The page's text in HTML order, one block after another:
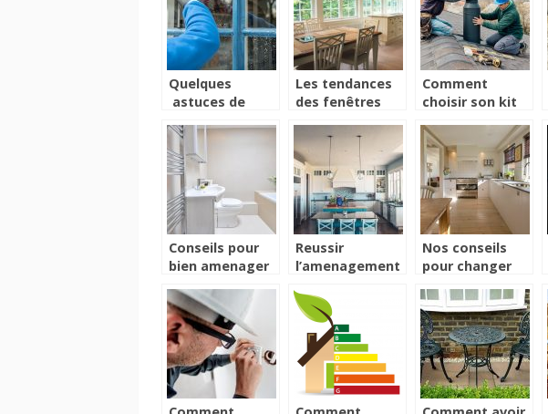
Quelques
astuces de
pour un
nettoyage
parfait des
vitres
Les tendances
des fenêtres
Comment
choisir son kit
Conseils pour
bien amenager
Reussir
l’amenagement
qu’il faut retenir
Nos conseils
pour changer